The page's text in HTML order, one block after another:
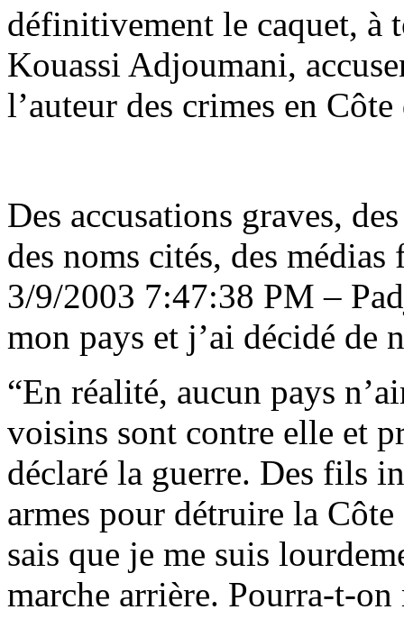
définitivement le caquet, à
Kouassi Adjoumani,
l’auteur des crimes en
Des accusations graves,
des noms cités, des
3/9/2003 7:47:38 PM –
mon pays et j’ai décidé de
“En réalité, aucun pays
voisins sont contre elle et
déclaré la guerre. Des fils
armes pour détruire la
sais que je me suis
marche arrière. Pourra-t-